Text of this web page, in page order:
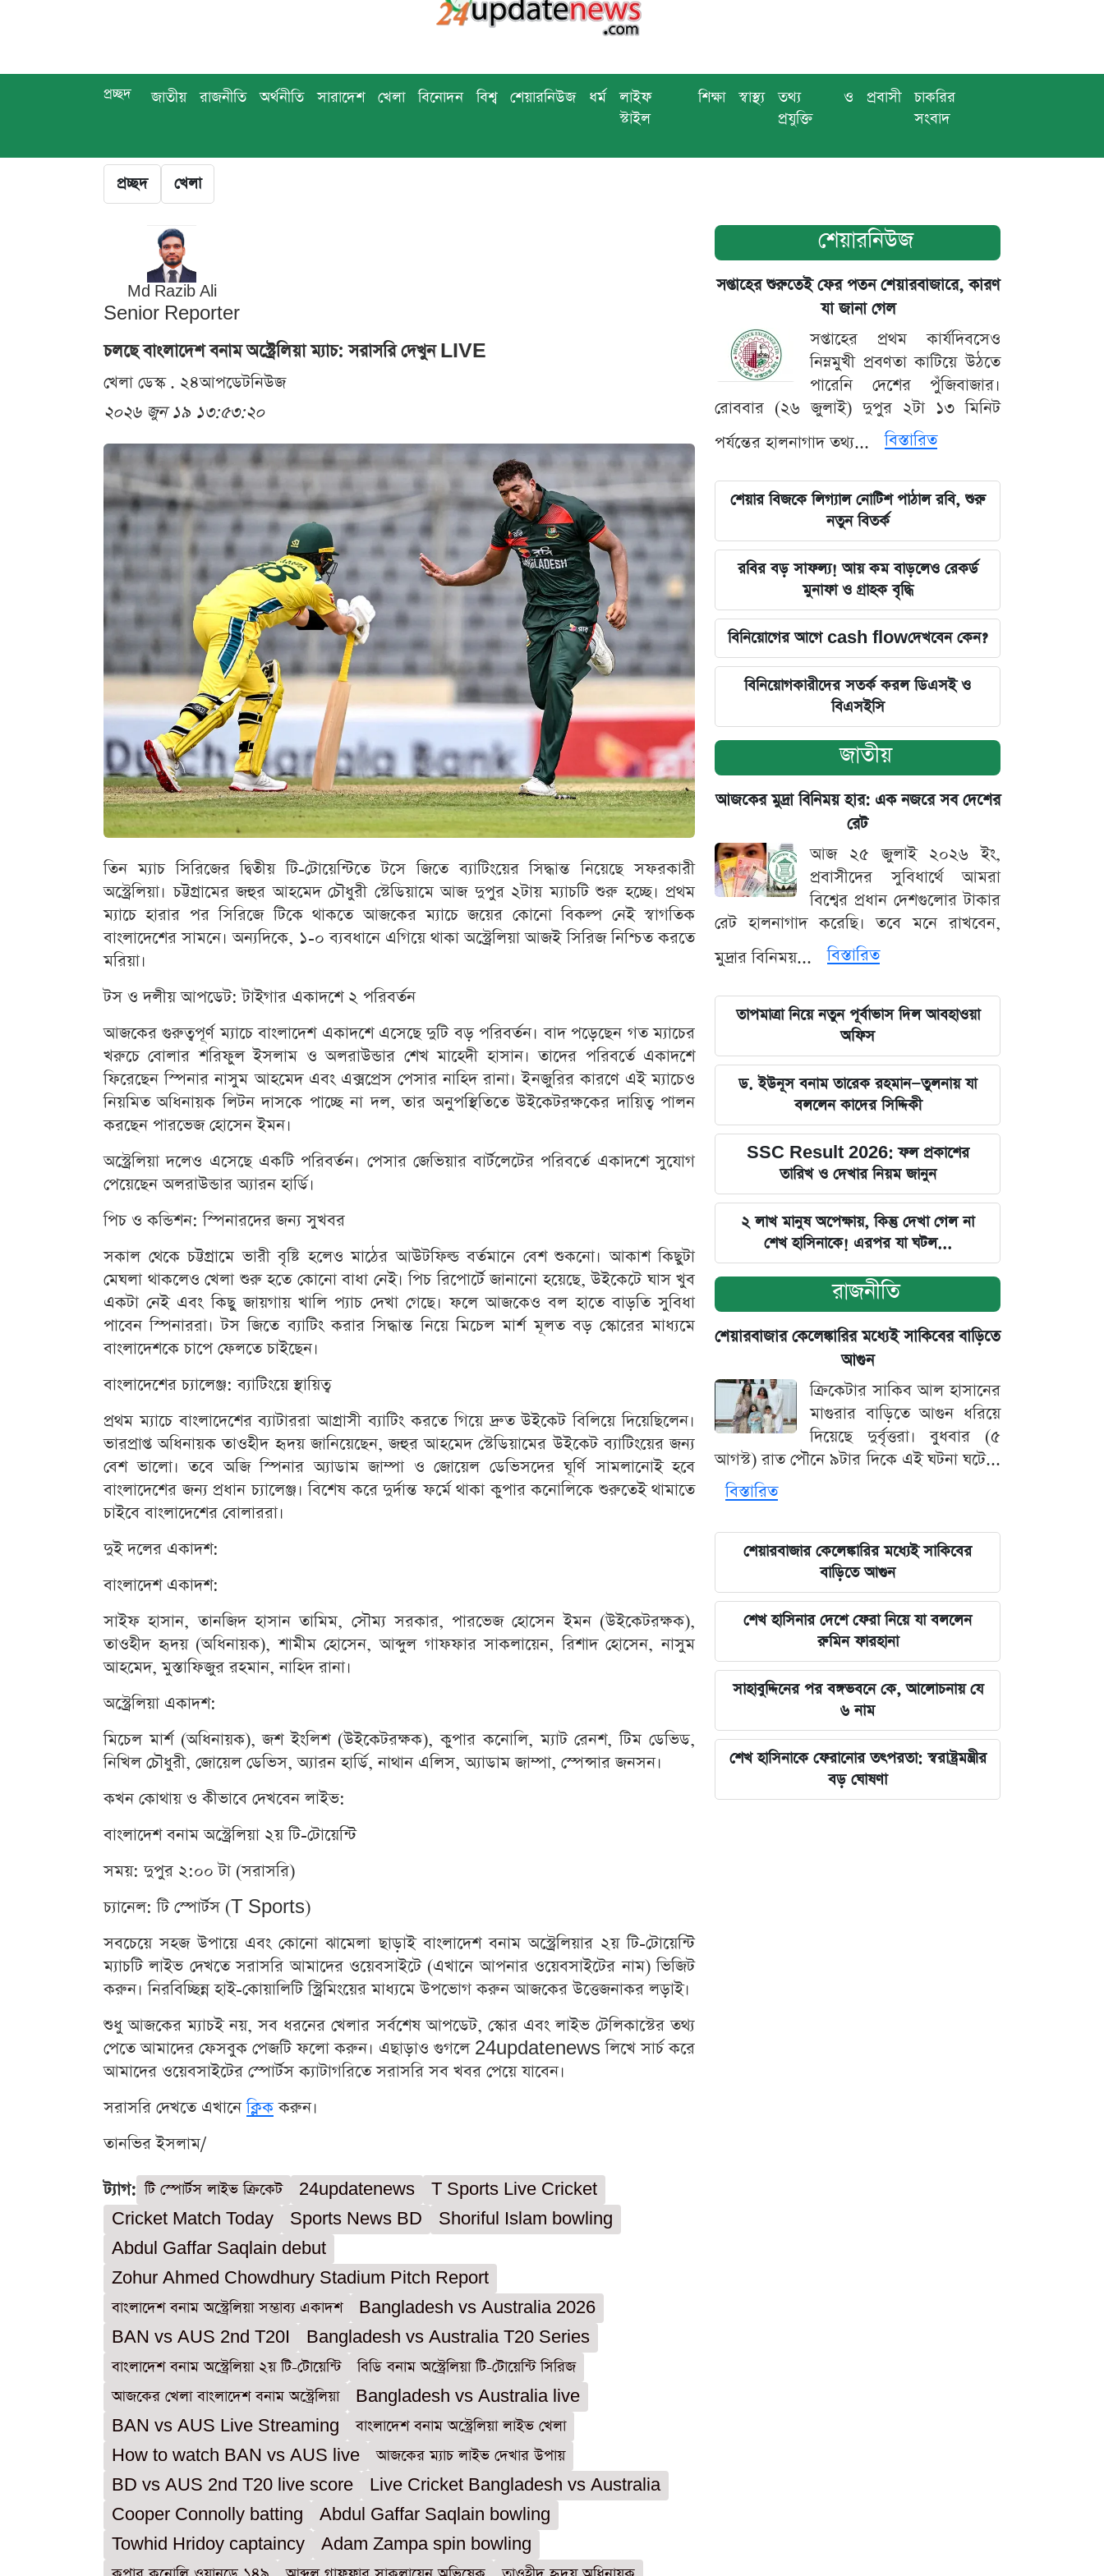
প্রচ্ছদ জাতীয় রাজনীতি অর্থনীতি সারাদেশ খেলা বিনোদন বিশ্ব শেয়ারনিউজ ধর্ম
লাইফ
স্টাইল
শিক্ষা স্বাস্থ্য
তথ্য ও
প্রযুক্তি
প্রবাসী
চাকরির
সংবাদ
প্রচ্ছদ খেলা
Md Razib Ali
Senior Reporter
চলছে বাংলাদেশ বনাম অস্ট্রেলিয়া ম্যাচ: সরাসরি দেখুন LIVE
খেলা ডেস্ক . ২৪আপডেটনিউজ
২০২৬ জুন ১৯ ১৩:৫৩:২০
তিন ম্যাচ সিরিজের দ্বিতীয় টি-টোয়েন্টিতে টসে জিতে ব্যাটিংয়ের সিদ্ধান্ত নিয়েছে সফরকারী
অস্ট্রেলিয়া। চট্টগ্রামের জহুর আহমেদ চৌধুরী স্টেডিয়ামে আজ দুপুর ২টায় ম্যাচটি শুরু হচ্ছে। প্রথম
ম্যাচে হারার পর সিরিজে টিকে থাকতে আজকের ম্যাচে জয়ের কোনো বিকল্প নেই স্বাগতিক
বাংলাদেশের সামনে। অন্যদিকে, ১-০ ব্যবধানে এগিয়ে থাকা অস্ট্রেলিয়া আজই সিরিজ নিশ্চিত করতে
মরিয়া।
টস ও দলীয় আপডেট: টাইগার একাদশে ২ পরিবর্তন
আজকের গুরুত্বপূর্ণ ম্যাচে বাংলাদেশ একাদশে এসেছে দুটি বড় পরিবর্তন। বাদ পড়েছেন গত ম্যাচের
খরুচে বোলার শরিফুল ইসলাম ও অলরাউন্ডার শেখ মাহেদী হাসান। তাদের পরিবর্তে একাদশে
ফিরেছেন স্পিনার নাসুম আহমেদ এবং এক্সপ্রেস পেসার নাহিদ রানা। ইনজুরির কারণে এই ম্যাচেও
নিয়মিত অধিনায়ক লিটন দাসকে পাচ্ছে না দল, তার অনুপস্থিতিতে উইকেটরক্ষকের দায়িত্ব পালন
করছেন পারভেজ হোসেন ইমন।
অস্ট্রেলিয়া দলেও এসেছে একটি পরিবর্তন। পেসার জেভিয়ার বার্টলেটের পরিবর্তে একাদশে সুযোগ
পেয়েছেন অলরাউন্ডার অ্যারন হার্ডি।
পিচ ও কন্ডিশন: স্পিনারদের জন্য সুখবর
সকাল থেকে চট্টগ্রামে ভারী বৃষ্টি হলেও মাঠের আউটফিল্ড বর্তমানে বেশ শুকনো। আকাশ কিছুটা
মেঘলা থাকলেও খেলা শুরু হতে কোনো বাধা নেই। পিচ রিপোর্টে জানানো হয়েছে, উইকেটে ঘাস খুব
একটা নেই এবং কিছু জায়গায় খালি প্যাচ দেখা গেছে। ফলে আজকেও বল হাতে বাড়তি সুবিধা
পাবেন স্পিনাররা। টস জিতে ব্যাটিং করার সিদ্ধান্ত নিয়ে মিচেল মার্শ মূলত বড় স্কোরের মাধ্যমে
বাংলাদেশকে চাপে ফেলতে চাইছেন।
বাংলাদেশের চ্যালেঞ্জ: ব্যাটিংয়ে স্থায়িত্ব
প্রথম ম্যাচে বাংলাদেশের ব্যাটাররা আগ্রাসী ব্যাটিং করতে গিয়ে দ্রুত উইকেট বিলিয়ে দিয়েছিলেন।
ভারপ্রাপ্ত অধিনায়ক তাওহীদ হৃদয় জানিয়েছেন, জহুর আহমেদ স্টেডিয়ামের উইকেট ব্যাটিংয়ের জন্য
বেশ ভালো। তবে অজি স্পিনার অ্যাডাম জাম্পা ও জোয়েল ডেভিসদের ঘূর্ণি সামলানোই হবে
বাংলাদেশের জন্য প্রধান চ্যালেঞ্জ। বিশেষ করে দুর্দান্ত ফর্মে থাকা কুপার কনোলিকে শুরুতেই থামাতে
চাইবে বাংলাদেশের বোলাররা।
দুই দলের একাদশ:
বাংলাদেশ একাদশ:
সাইফ হাসান, তানজিদ হাসান তামিম, সৌম্য সরকার, পারভেজ হোসেন ইমন (উইকেটরক্ষক),
তাওহীদ হৃদয় (অধিনায়ক), শামীম হোসেন, আব্দুল গাফফার সাকলায়েন, রিশাদ হোসেন, নাসুম
আহমেদ, মুস্তাফিজুর রহমান, নাহিদ রানা।
অস্ট্রেলিয়া একাদশ:
মিচেল মার্শ (অধিনায়ক), জশ ইংলিশ (উইকেটরক্ষক), কুপার কনোলি, ম্যাট রেনশ, টিম ডেভিড,
নিখিল চৌধুরী, জোয়েল ডেভিস, অ্যারন হার্ডি, নাথান এলিস, অ্যাডাম জাম্পা, স্পেন্সার জনসন।
কখন কোথায় ও কীভাবে দেখবেন লাইভ:
বাংলাদেশ বনাম অস্ট্রেলিয়া ২য় টি-টোয়েন্টি
সময়: দুপুর ২:০০ টা (সরাসরি)
চ্যানেল: টি স্পোর্টস (T Sports)
সবচেয়ে সহজ উপায়ে এবং কোনো ঝামেলা ছাড়াই বাংলাদেশ বনাম অস্ট্রেলিয়ার ২য় টি-টোয়েন্টি
ম্যাচটি লাইভ দেখতে সরাসরি আমাদের ওয়েবসাইটে (এখানে আপনার ওয়েবসাইটের নাম) ভিজিট
করুন। নিরবিচ্ছিন্ন হাই-কোয়ালিটি স্ট্রিমিংয়ের মাধ্যমে উপভোগ করুন আজকের উত্তেজনাকর লড়াই।
শুধু আজকের ম্যাচই নয়, সব ধরনের খেলার সর্বশেষ আপডেট, স্কোর এবং লাইভ টেলিকাস্টের তথ্য
পেতে আমাদের ফেসবুক পেজটি ফলো করুন। এছাড়াও গুগলে 24updatenews লিখে সার্চ করে
আমাদের ওয়েবসাইটের স্পোর্টস ক্যাটাগরিতে সরাসরি সব খবর পেয়ে যাবেন।
সরাসরি দেখতে এখানেক্লিককরুন।
তানভির ইসলাম/
ট্যাগ: টি স্পোর্টস লাইভ ক্রিকেট 24updatenews
T Sports Live Cricket
Cricket Match Today
Sports News BD
Shoriful Islam bowling
Abdul Gaffar Saqlain debut
Zohur Ahmed Chowdhury Stadium Pitch Report
বাংলাদেশ বনাম অস্ট্রেলিয়া সম্ভাব্য একাদশ
Bangladesh vs Australia 2026
BAN vs AUS 2nd T20I
Bangladesh vs Australia T20 Series
বাংলাদেশ বনাম অস্ট্রেলিয়া ২য় টি-টোয়েন্টি
বিডি বনাম অস্ট্রেলিয়া টি-টোয়েন্টি সিরিজ
আজকের খেলা বাংলাদেশ বনাম অস্ট্রেলিয়া
Bangladesh vs Australia live
BAN vs AUS Live Streaming
বাংলাদেশ বনাম অস্ট্রেলিয়া লাইভ খেলা
How to watch BAN vs AUS live
আজকের ম্যাচ লাইভ দেখার উপায়
BD vs AUS 2nd T20 live score
Live Cricket Bangladesh vs Australia
Cooper Connolly batting
Abdul Gaffar Saqlain bowling
Towhid Hridoy captaincy
Adam Zampa spin bowling
শেয়ারনিউজ
সপ্তাহের শুরুতেই ফের পতন শেয়ারবাজারে, কারণ
যা জানা গেল
সপ্তাহের প্রথম কার্যদিবসেও
নিম্নমুখী প্রবণতা কাটিয়ে উঠতে
পারেনি দেশের পুঁজিবাজার।
রোববার (২৬ জুলাই) দুপুর ২টা ১৩ মিনিট
পর্যন্তের হালনাগাদ তথ্য...
বিস্তারিত
শেয়ার বিজকে লিগ্যাল নোটিশ পাঠাল রবি, শুরু
নতুন বিতর্ক
রবির বড় সাফল্য! আয় কম বাড়লেও রেকর্ড
মুনাফা ও গ্রাহক বৃদ্ধি
বিনিয়োগের আগে cash flowদেখবেন কেন?
বিনিয়োগকারীদের সতর্ক করল ডিএসই ও
বিএসইসি
জাতীয়
আজকের মুদ্রা বিনিময় হার: এক নজরে সব দেশের
রেট
আজ ২৫ জুলাই ২০২৬ ইং,
প্রবাসীদের সুবিধার্থে আমরা
বিশ্বের প্রধান দেশগুলোর টাকার
রেট হালনাগাদ করেছি। তবে মনে রাখবেন,
মুদ্রার বিনিময়...
বিস্তারিত
তাপমাত্রা নিয়ে নতুন পূর্বাভাস দিল আবহাওয়া
অফিস
ড. ইউনূস বনাম তারেক রহমান—তুলনায় যা
বললেন কাদের সিদ্দিকী
SSC Result 2026: ফল প্রকাশের
তারিখ ও দেখার নিয়ম জানুন
২ লাখ মানুষ অপেক্ষায়, কিন্তু দেখা গেল না
শেখ হাসিনাকে! এরপর যা ঘটল...
রাজনীতি
শেয়ারবাজার কেলেঙ্কারির মধ্যেই সাকিবের বাড়িতে
আগুন
ক্রিকেটার সাকিব আল হাসানের
মাগুরার বাড়িতে আগুন ধরিয়ে
দিয়েছে দুর্বৃত্তরা। বুধবার (৫
আগস্ট) রাত পৌনে ৯টার দিকে এই ঘটনা ঘটে...
বিস্তারিত
শেয়ারবাজার কেলেঙ্কারির মধ্যেই সাকিবের
বাড়িতে আগুন
শেখ হাসিনার দেশে ফেরা নিয়ে যা বললেন
রুমিন ফারহানা
সাহাবুদ্দিনের পর বঙ্গভবনে কে, আলোচনায় যে
৬ নাম
শেখ হাসিনাকে ফেরানোর তৎপরতা: স্বরাষ্ট্রমন্ত্রীর
বড় ঘোষণা